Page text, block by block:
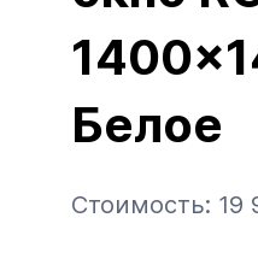
Белое
Стоимость: 19